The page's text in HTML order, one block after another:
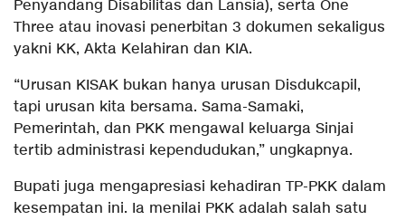
Penyandang Disabilitas dan Lansia), serta One
Three atau inovasi penerbitan 3 dokumen sekaligus
yakni KK, Akta Kelahiran dan KIA.
“Urusan KISAK bukan hanya urusan Disdukcapil,
tapi urusan kita bersama. Sama-Samaki,
Pemerintah, dan PKK mengawal keluarga Sinjai
tertib administrasi kependudukan,” ungkapnya.
Bupati juga mengapresiasi kehadiran TP-PKK dalam
kesempatan ini. Ia menilai PKK adalah salah satu